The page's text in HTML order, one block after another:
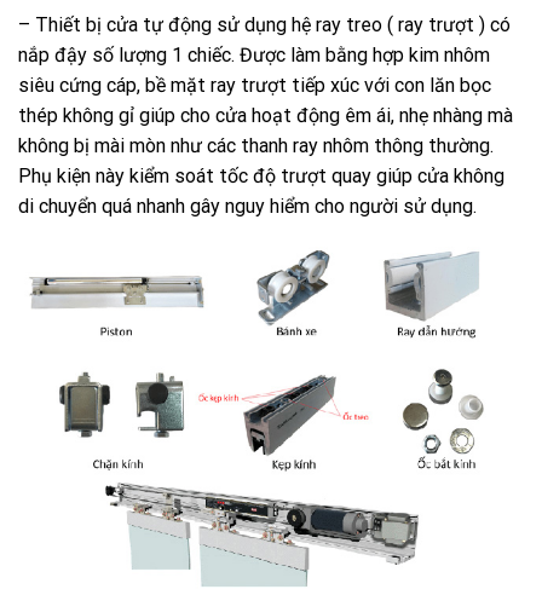
– Thiết bị cửa tự động sử dụng hệ ray treo ( ray trượt ) có
nắp đậy số lượng 1 chiếc. Được làm bằng hợp kim nhôm
siêu cứng cáp, bề mặt ray trượt tiếp xúc với con lăn bọc
thép không gỉ giúp cho cửa hoạt động êm ái, nhẹ nhàng mà
không bị mài mòn như các thanh ray nhôm thông thường.
Phụ kiện này kiểm soát tốc độ trượt quay giúp cửa không
di chuyển quá nhanh gây nguy hiểm cho người sử dụng.